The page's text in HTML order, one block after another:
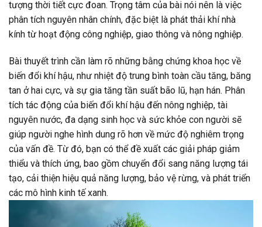
tượng thời tiết cực đoan. Trọng tâm của bài nói nên là việc
phân tích nguyên nhân chính, đặc biệt là phát thải khí nhà
kính từ hoạt động công nghiệp, giao thông và nông nghiệp.
Bài thuyết trình cần làm rõ những bằng chứng khoa học về
biến đổi khí hậu, như nhiệt độ trung bình toàn cầu tăng, băng
tan ở hai cực, và sự gia tăng tần suất bão lũ, hạn hán. Phân
tích tác động của biến đổi khí hậu đến nông nghiệp, tài
nguyên nước, đa dạng sinh học và sức khỏe con người sẽ
giúp người nghe hình dung rõ hơn về mức độ nghiêm trọng
của vấn đề. Từ đó, bạn có thể đề xuất các giải pháp giảm
thiểu và thích ứng, bao gồm chuyển đổi sang năng lượng tái
tạo, cải thiện hiệu quả năng lượng, bảo vệ rừng, và phát triển
các mô hình kinh tế xanh.